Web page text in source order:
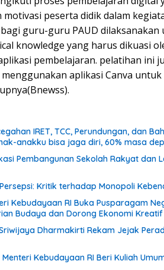
peserta didik dalam
guru-guru PAUD
knowledge yang harus dikuasi
pembelajaran. pelatihan ini
aplikasi Canva
IRET, TCC, Perundungan, dan
anakku bisa jaga diri, 60% masa
Pembangunan Sekolah Rakyat dan
Kritik terhadap Monopoli
Kebudayaan RI Buka Pusparagam
Budaya dan Dorong Ekonomi Kreatif
Dharmakirti Rekam Jejak
Kebudayaan RI Beri Kuliah